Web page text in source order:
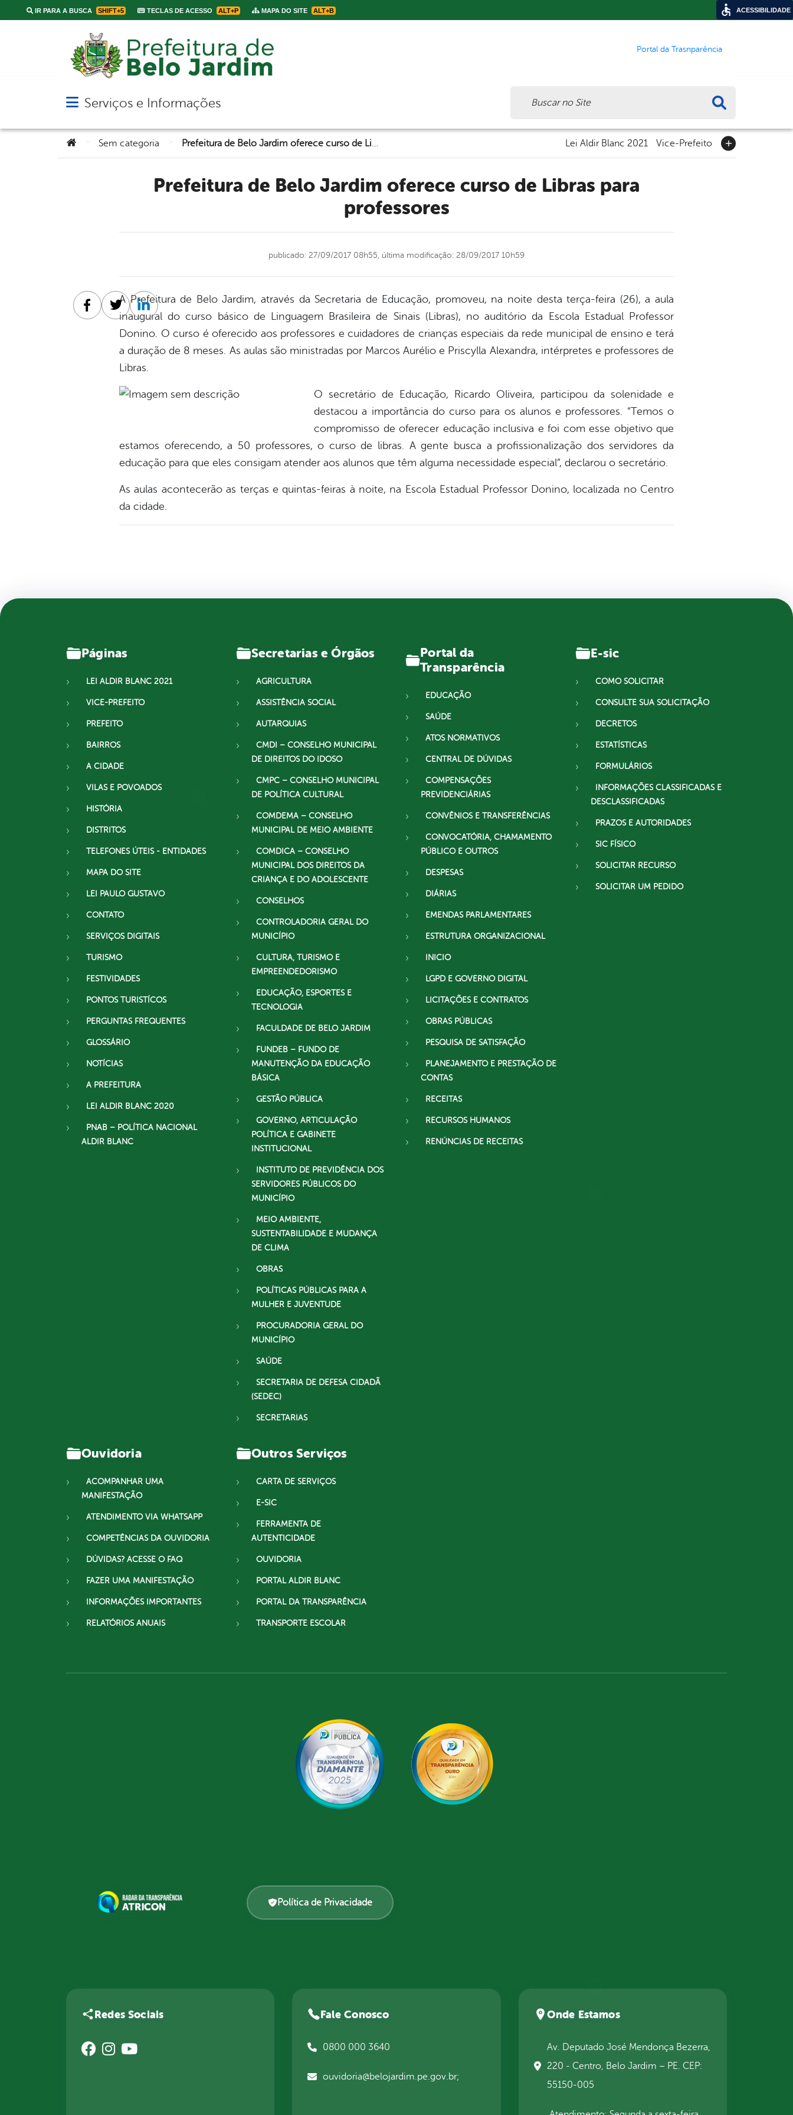
IR PARA A BUSCA SHIFT+5 TECLAS DE ACESSO ALT+P MAPA DO SITE ALT+B
Portal da Trasnparência
Abrir menu principal de navegação
Serviços e Informações
Você está aqui:Sem categoria Lei Aldir Blanc 2021 Vice-Prefeito
Prefeitura de Belo Jardim oferece curso de Libras para
professores
publicado: 27/09/2017 08h55, última modificação: 28/09/2017 10h59
A Prefeitura de Belo Jardim, através da Secretaria de Educação, promoveu, na noite desta terça-feira (26), a aula
inaugural do curso básico de Linguagem Brasileira de Sinais (Libras), no auditório da Escola Estadual Professor
Donino. O curso é oferecido aos professores e cuidadores de crianças especiais da rede municipal de ensino e terá
a duração de 8 meses. As aulas são ministradas por Marcos Aurélio e Priscylla Alexandra, intérpretes e professores de
Libras.
O secretário de Educação, Ricardo Oliveira, participou da solenidade e
destacou a importância do curso para os alunos e professores. “Temos o
compromisso de oferecer educação inclusiva e foi com esse objetivo que
estamos oferecendo, a 50 professores, o curso de libras. A gente busca a profissionalização dos servidores da
educação para que eles consigam atender aos alunos que têm alguma necessidade especial”, declarou o secretário.
As aulas acontecerão as terças e quintas-feiras à noite, na Escola Estadual Professor Donino, localizada no Centro
da cidade.
Facebook
TwitterLinkedin
Páginas
LEI ALDIR BLANC 2021
VICE-PREFEITO
PREFEITO
BAIRROS
A CIDADE
VILAS E POVOADOS
HISTÓRIA
DISTRITOS
TELEFONES ÚTEIS - ENTIDADES
MAPA DO SITE
LEI PAULO GUSTAVO
CONTATO
SERVIÇOS DIGITAIS
TURISMO
FESTIVIDADES
PONTOS TURISTÍCOS
PERGUNTAS FREQUENTES
GLOSSÁRIO
NOTÍCIAS
A PREFEITURA
LEI ALDIR BLANC 2020
PNAB – POLÍTICA NACIONAL
ALDIR BLANC
Secretarias e Órgãos
AGRICULTURA
ASSISTÊNCIA SOCIAL
AUTARQUIAS
CMDI – CONSELHO MUNICIPAL
DE DIREITOS DO IDOSO
CMPC – CONSELHO MUNICIPAL
DE POLÍTICA CULTURAL
COMDEMA – CONSELHO
MUNICIPAL DE MEIO AMBIENTE
COMDICA – CONSELHO
MUNICIPAL DOS DIREITOS DA
CRIANÇA E DO ADOLESCENTE
CONSELHOS
CONTROLADORIA GERAL DO
MUNICÍPIO
CULTURA, TURISMO E
EMPREENDEDORISMO
EDUCAÇÃO, ESPORTES E
TECNOLOGIA
FACULDADE DE BELO JARDIM
FUNDEB – FUNDO DE
MANUTENÇÃO DA EDUCAÇÃO
BÁSICA
GESTÃO PÚBLICA
GOVERNO, ARTICULAÇÃO
POLÍTICA E GABINETE
INSTITUCIONAL
INSTITUTO DE PREVIDÊNCIA DOS
SERVIDORES PÚBLICOS DO
MUNICÍPIO
MEIO AMBIENTE,
SUSTENTABILIDADE E MUDANÇA
DE CLIMA
OBRAS
POLÍTICAS PÚBLICAS PARA A
MULHER E JUVENTUDE
PROCURADORIA GERAL DO
MUNICÍPIO
SAÚDE
SECRETARIA DE DEFESA CIDADÃ
(SEDEC)
SECRETARIAS
Portal da
Transparência
EDUCAÇÃO
SAÚDE
ATOS NORMATIVOS
CENTRAL DE DÚVIDAS
COMPENSAÇÕES
PREVIDENCIÁRIAS
CONVÊNIOS E TRANSFERÊNCIAS
CONVOCATÓRIA, CHAMAMENTO
PÚBLICO E OUTROS
DESPESAS
DIÁRIAS
EMENDAS PARLAMENTARES
ESTRUTURA ORGANIZACIONAL
INICIO
LGPD E GOVERNO DIGITAL
LICITAÇÕES E CONTRATOS
OBRAS PÚBLICAS
PESQUISA DE SATISFAÇÃO
PLANEJAMENTO E PRESTAÇÃO DE
CONTAS
RECEITAS
RECURSOS HUMANOS
RENÚNCIAS DE RECEITAS
E-sic
COMO SOLICITAR
CONSULTE SUA SOLICITAÇÃO
DECRETOS
ESTATÍSTICAS
FORMULÁRIOS
INFORMAÇÕES CLASSIFICADAS E
DESCLASSIFICADAS
PRAZOS E AUTORIDADES
SIC FÍSICO
SOLICITAR RECURSO
SOLICITAR UM PEDIDO
Ouvidoria
ACOMPANHAR UMA
MANIFESTAÇÃO
ATENDIMENTO VIA WHATSAPP
COMPETÊNCIAS DA OUVIDORIA
DÚVIDAS? ACESSE O FAQ
FAZER UMA MANIFESTAÇÃO
INFORMAÇÕES IMPORTANTES
RELATÓRIOS ANUAIS
Outros Serviços
CARTA DE SERVIÇOS
E-SIC
FERRAMENTA DE
AUTENTICIDADE
OUVIDORIA
PORTAL ALDIR BLANC
PORTAL DA TRANSPARÊNCIA
TRANSPORTE ESCOLAR
Política de Privacidade
Redes Sociais Fale Conosco
0800 000 3640
ouvidoria@belojardim.pe.gov.br;
Onde Estamos
Av. Deputado José Mendonça Bezerra,
220 - Centro, Belo Jardim – PE. CEP:
55150-005
ACESSIBILIDADE